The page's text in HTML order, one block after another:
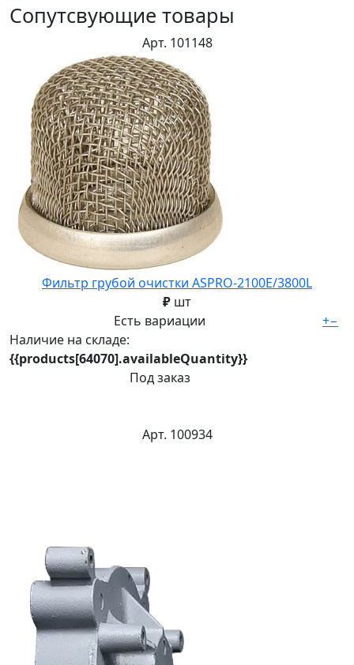
Сопутсвующие товары
Арт. 101148
Фильтр грубой очистки ASPRO-2100E/3800L
₽ шт
Есть вариации
Наличие на складе:
{{products[64070].availableQuantity}}
Под заказ
+−
Арт. 100934